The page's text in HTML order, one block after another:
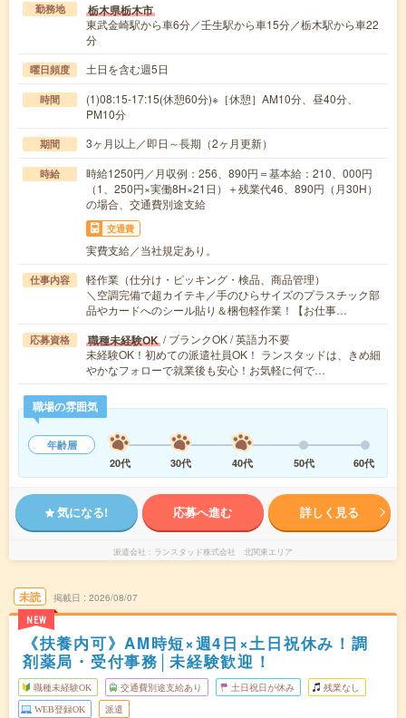
勤務地 栃木県栃木市
東武金崎駅から車6分／壬生駅から車15分／栃木駅から車22
分
曜日頻度 土日を含む週5日
時間
(1)08:15-17:15(休憩60分)※［休憩］AM10分、昼40分、
PM10分
期間 3ヶ月以上／即日～長期（2ヶ月更新）
時給
時給1250円／月収例：256、890円＝基本給：210、000円
（1、250円×実働8H×21日）＋残業代46、890円（月30H）
の場合、交通費別途支給
交通費
実費支給／当社規定あり。
仕事内容
軽作業（仕分け・ピッキング・検品、商品管理）
＼空調完備で超カイテキ／手のひらサイズのプラスチック部
品やカードへのシール貼り＆梱包軽作業！【お仕事…
応募資格 職種未経験OK / ブランクOK / 英語力不要
未経験OK！初めての派遣社員OK！ ランスタッドは、きめ細
やかなフォローで就業後も安心！お気軽に何で…
職場の雰囲気
年齢層
20代
30代 40代 50代 60代
気になる! 応募へ進む 詳しく見る
派遣会社 ランスタッド株式会社 北関東エリア
未読
NEW
掲載日 2026/08/07
《扶養内可》AM時短×週4日×土日祝休み！調
剤薬局・受付事務│未経験歓迎！
職種未経験OK 交通費別途支給あり 土日祝日が休み 残業なし
WEB登録OK 派遣